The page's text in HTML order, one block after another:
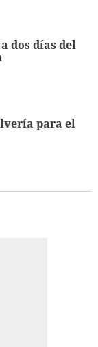
dos días del
para el